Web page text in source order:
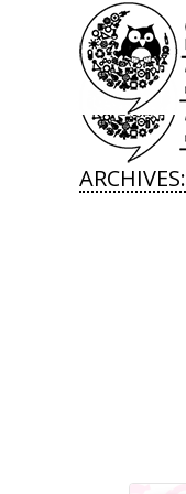
ARCHIVES: